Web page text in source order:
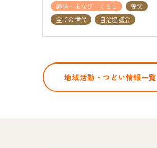
趣味・まなび・くらし
養父
全ての世代
自治協議会
地域活動・つどい情報一覧